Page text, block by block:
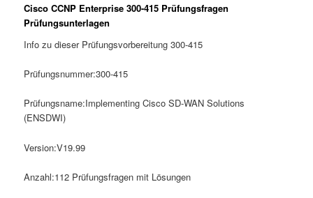
Cisco CCNP Enterprise 300-415 Prüfungsfragen
Prüfungsunterlagen
Info zu dieser Prüfungsvorbereitung 300-415
Prüfungsnummer:300-415
Prüfungsname:Implementing Cisco SD-WAN Solutions
(ENSDWI)
Version:V19.99
Anzahl:112 Prüfungsfragen mit Lösungen